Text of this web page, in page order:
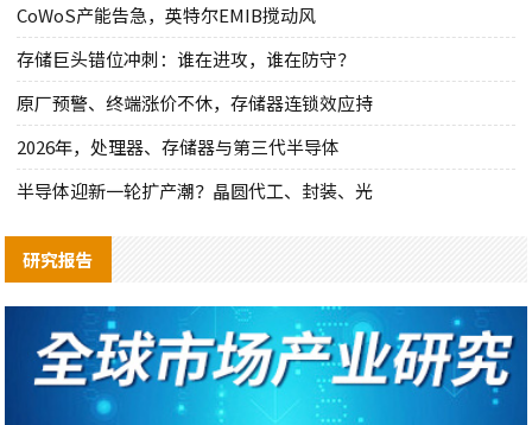
CoWoS产能告急，英特尔EMIB搅动风
存储巨头错位冲刺：谁在进攻，谁在防守？
原厂预警、终端涨价不休，存储器连锁效应持
2026年，处理器、存储器与第三代半导体
半导体迎新一轮扩产潮？晶圆代工、封装、光
研究报告